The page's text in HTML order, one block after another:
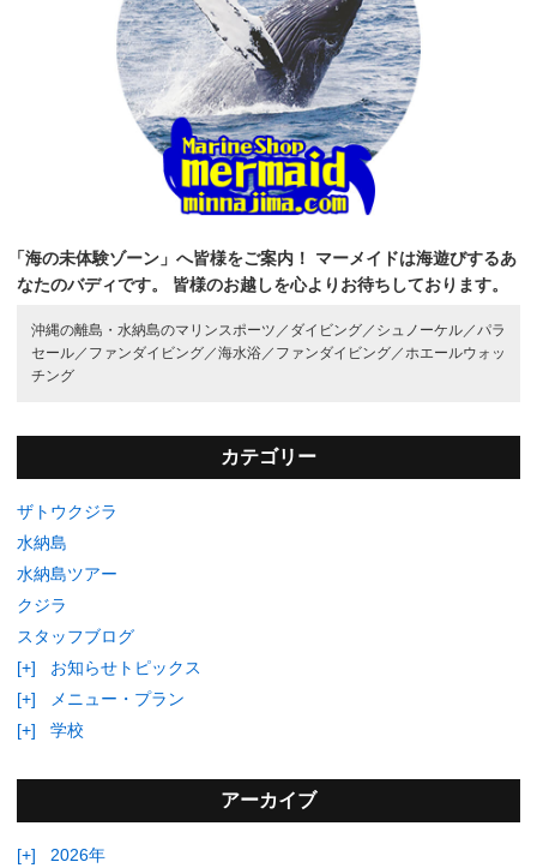
「海の未体験ゾーン」へ皆様をご案内！
マーメイドは海遊びするあ
なたのバディです。
皆様のお越しを心よりお待ちしております。
沖縄の離島・水納島のマリンスポーツ／ ダイビング／ シュノーケル／パラ
セール／ ファンダイビング／海水浴／ ファンダイビング／ホエールウォッ
チング
カテゴリー
ザトウクジラ
水納島
水納島ツアー
クジラ
スタッフブログ
[+]
お知らせトピックス
[+]
メニュー・プラン
[+]
学校
アーカイブ
[+]
2026年